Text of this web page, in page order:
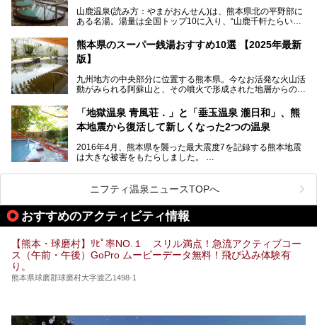
日、の合計8日間開催。今回は地元九州在住の筆者が、その
見所を徹底紹介。併せて、その他イベントや立ち寄り湯も併
山鹿温泉(読み方：やまがおんせん)は、熊本県北の平野部に
ある名湯。湯量は全国トップ10に入り、“山鹿千軒たらいな
泉質であり、お湯の良さにも定評があります。
今回は地元九州の温泉ライターの私が実際に入浴した中か
設・家族風呂の3パターンに分類し、合計10施設を厳選して
ご紹介。ぜひ、湯めぐりの参考にして下さいね！
熊本県のスーパー銭湯おすすめ10選 【2025年最新
版】
九州地方の中央部分に位置する熊本県。今なお活発な火山活
動がみられる阿蘇山と、その噴火で形成された地層からの湧
す。
そんな熊本県は、県内の至るところから温泉が湧いている温
泉県でもあります。山鹿温泉、玉名温泉、黒川温泉、人吉温
出すスーパー銭湯が豊富です。なかでも注目のスーパー銭湯
をピックアップしました。
「地獄温泉 青風荘．」と「垂玉温泉 瀧日和」、熊
本地震から復活して新しくなった2つの温泉
2016年4月、熊本県を襲った最大震度7を記録する熊本地震
は大きな被害をもたらしました。
阿蘇山麓の南阿蘇村の「地獄温泉 清風荘」、そして「清風
荘」から400mほど離れた「垂玉（たるたま）温泉 山口旅
館」の2軒は、この地震による土砂崩れなどのために、一時
期は孤立状態に。もしかしたらこの時のニュースで、「地獄
温泉」と「垂玉温泉」の名前を知った人もいるかもしれませ
ん。
この2軒は今どうなっているのでしょうか。実は現在は「地
獄温泉 青風荘．」「垂玉温泉 瀧日和」として営業を再開し
します。
ニフティ温泉ニュースTOPへ
おすすめのアクティビティ情報
【熊本・球磨村】ﾘﾋﾟ率NO.１ スリル満点！急流アクティブコー
ス（午前・午後）GoPro ムービーデータ無料！飛び込み体験有
り。
熊本県球磨郡球磨村大字渡乙1498-1